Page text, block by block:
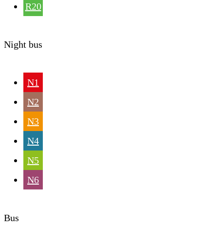
R20
Night bus
N1
N2
N3
N4
N5
N6
Bus